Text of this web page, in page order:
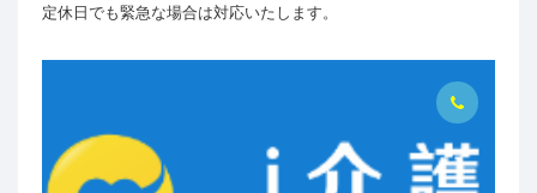
定休日でも緊急な場合は対応いたします。